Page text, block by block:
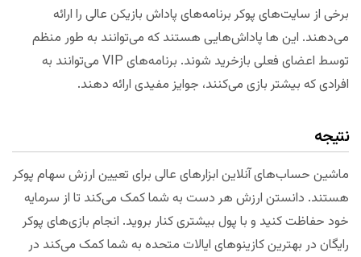
برخی از سایت‌های پوکر برنامه‌های پاداش بازیکن عالی را ارائه
می‌دهند. این ها پاداش‌هایی هستند که می‌توانند به طور منظم
توسط اعضای فعلی بازخرید شوند. برنامه‌های VIP می‌توانند به
افرادی که بیشتر بازی می‌کنند، جوایز مفیدی ارائه دهند.
نتیجه
ماشین حساب‌های آنلاین ابزارهای عالی برای تعیین ارزش سهام پوکر
هستند. دانستن ارزش هر دست به شما کمک می‌کند تا از سرمایه
خود حفاظت کنید و با پول بیشتری کنار بروید. انجام بازی‌های پوکر
رایگان در بهترین کازینوهای ایالات متحده به شما کمک می‌کند در